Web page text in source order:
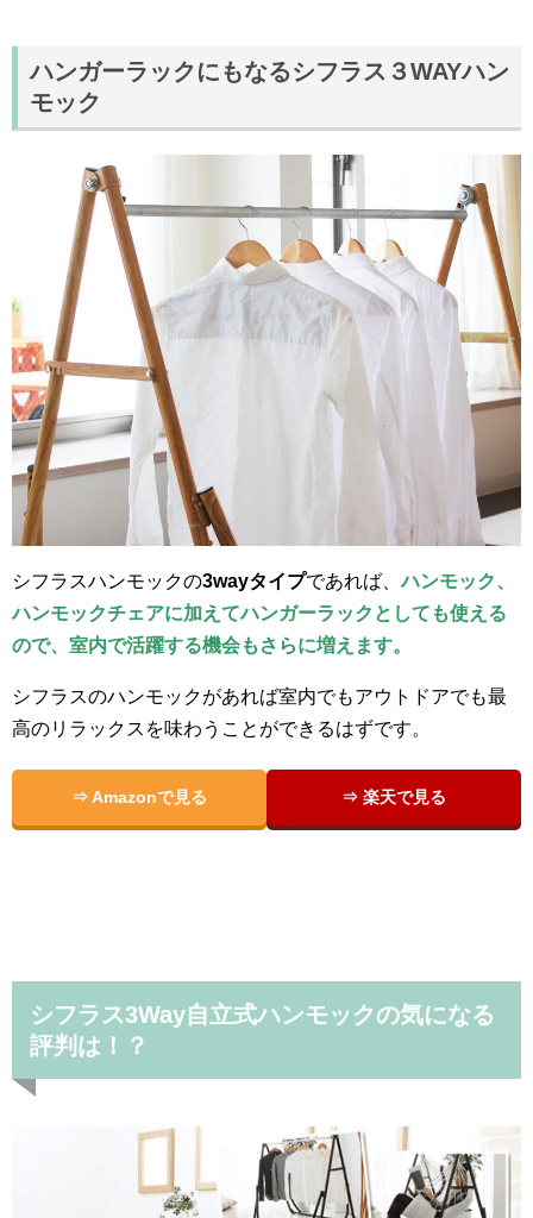
ハンガーラックにもなるシフラス３WAYハン
モック
シフラスハンモックの3wayタイプであれば、ハンモック、
ハンモックチェアに加えてハンガーラックとしても使える
ので、室内で活躍する機会もさらに増えます。
シフラスのハンモックがあれば室内でもアウトドアでも最
高のリラックスを味わうことができるはずです。
⇒ Amazonで見る ⇒ 楽天で見る
シフラス3Way自立式ハンモックの気になる
評判は！？